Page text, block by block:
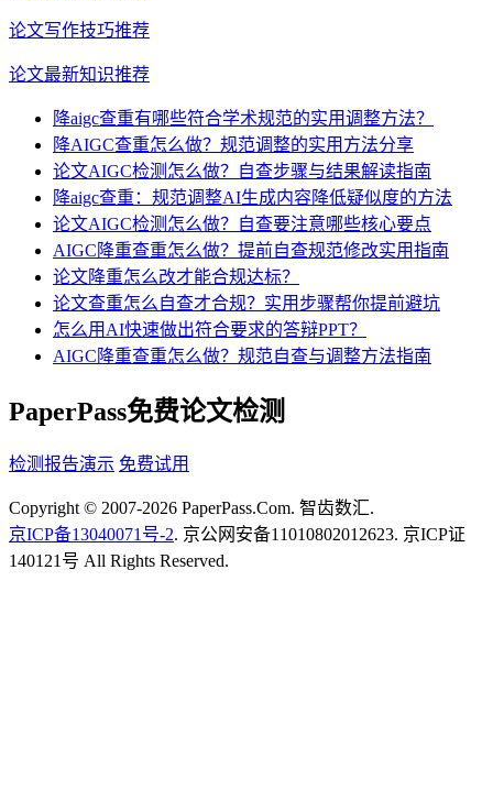
论文写作技巧推荐
论文最新知识推荐
降aigc查重有哪些符合学术规范的实用调整方法？
降AIGC查重怎么做？规范调整的实用方法分享
论文AIGC检测怎么做？自查步骤与结果解读指南
降aigc查重：规范调整AI生成内容降低疑似度的方法
论文AIGC检测怎么做？自查要注意哪些核心要点
AIGC降重查重怎么做？提前自查规范修改实用指南
论文降重怎么改才能合规达标？
论文查重怎么自查才合规？实用步骤帮你提前避坑
怎么用AI快速做出符合要求的答辩PPT？
AIGC降重查重怎么做？规范自查与调整方法指南
PaperPass免费论文检测
检测报告演示 免费试用
Copyright © 2007-2026 PaperPass.Com. 智齿数汇.
京ICP备13040071号-2. 京公网安备11010802012623. 京ICP证
140121号 All Rights Reserved.